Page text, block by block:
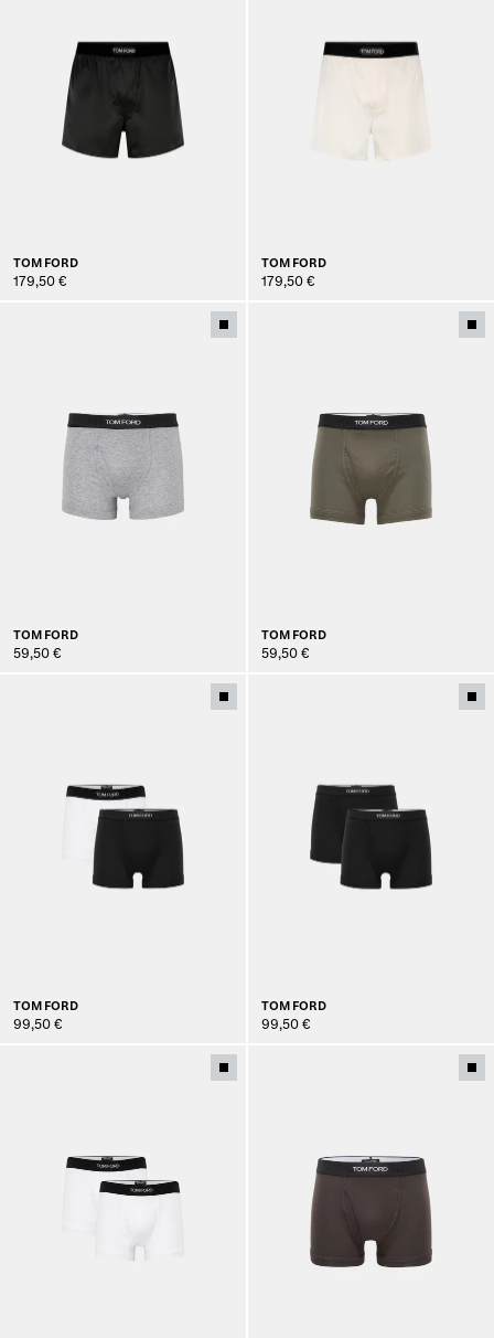
TOM FORD
179,50 €
TOM FORD
179,50 €
TOM FORD
59,50 €
TOM FORD
59,50 €
TOM FORD
99,50 €
TOM FORD
99,50 €